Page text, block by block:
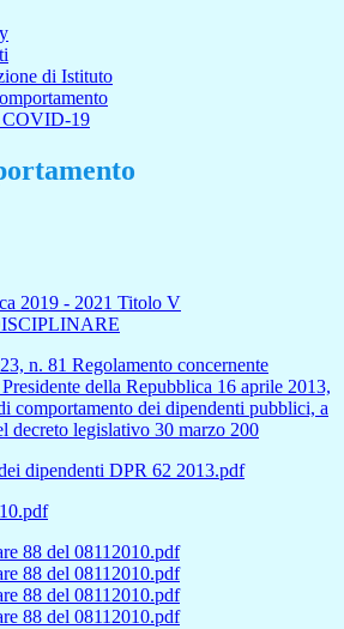
di Istituto
COVID-19
2019 - 2021 Titolo V
n. 81 Regolamento concernente
della Repubblica 16 aprile 2013,
comportamento dei dipendenti pubblici, a
decreto legislativo 30 marzo 200
dipendenti DPR 62 2013.pdf
88 del 08112010.pdf
88 del 08112010.pdf
88 del 08112010.pdf
88 del 08112010.pdf